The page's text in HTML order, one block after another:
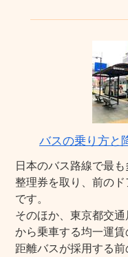
バスの乗り方と
日本のバス路線で最
整理券を取り、前の
です。
そのほか、東京都交
から乗車する均一運
距離バスが採用する